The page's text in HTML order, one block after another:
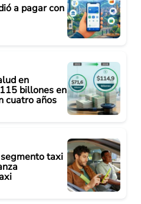
a pagar con
en
billones en
cuatro años
taxi